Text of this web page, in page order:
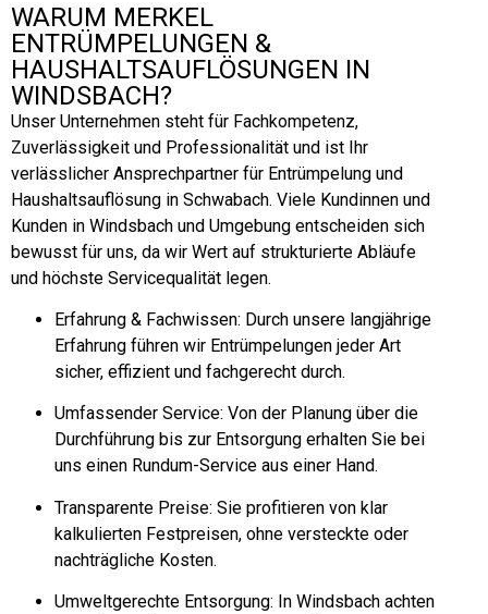
WARUM MERKEL
ENTRÜMPELUNGEN &
HAUSHALTSAUFLÖSUNGEN IN
WINDSBACH?
Unser Unternehmen steht für Fachkompetenz,
Zuverlässigkeit und Professionalität und ist Ihr
verlässlicher Ansprechpartner für Entrümpelung und
Haushaltsauflösung in Schwabach. Viele Kundinnen und
Kunden in Windsbach und Umgebung entscheiden sich
bewusst für uns, da wir Wert auf strukturierte Abläufe
und höchste Servicequalität legen.
Erfahrung & Fachwissen: Durch unsere langjährige
Erfahrung führen wir Entrümpelungen jeder Art
sicher, effizient und fachgerecht durch.
Umfassender Service: Von der Planung über die
Durchführung bis zur Entsorgung erhalten Sie bei
uns einen Rundum-Service aus einer Hand.
Transparente Preise: Sie profitieren von klar
kalkulierten Festpreisen, ohne versteckte oder
nachträgliche Kosten.
Umweltgerechte Entsorgung: In Windsbach achten